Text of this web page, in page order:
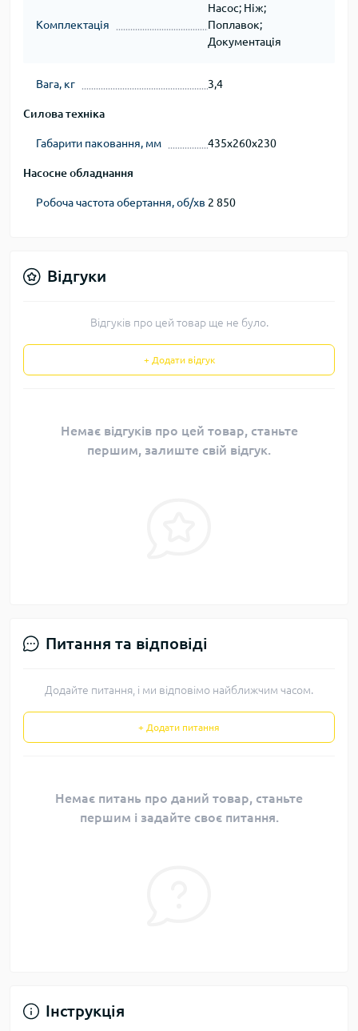
Комплектація
Насос; Ніж;
Поплавок;
Документація
Вага, кг 3,4
Силова техніка
Габарити паковання, мм 435х260х230
Насосне обладнання
Робоча частота обертання, об/хв 2 850
Відгуки
Відгуків про цей товар ще не було.
+ Додати відгук
Немає відгуків про цей товар, станьте
першим, залиште свій відгук.
Питання та відповіді
Додайте питання, і ми відповімо найближчим часом.
+ Додати питання
Немає питань про даний товар, станьте
першим і задайте своє питання.
Інструкція